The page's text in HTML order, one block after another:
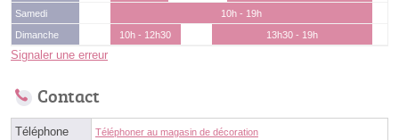
Samedi
10h - 19h
Dimanche
10h - 12h30 13h30 - 19h
Signaler une erreur
Contact
Téléphone Téléphoner au magasin de décoration